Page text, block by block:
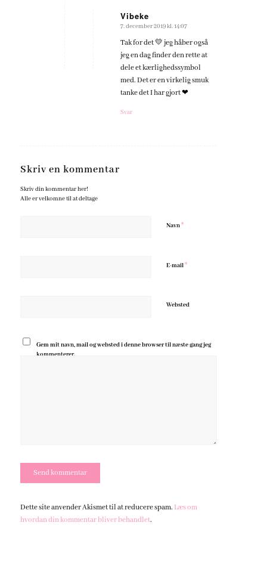
Vibeke
siger:
7. december 2019 kl. 14:07
Tak for det 💛 jeg håber også
jeg en dag finder den rette at
dele et kærlighedssymbol
med. Det er en virkelig smuk
tanke det I har gjort ❤
Svar
Skriv en kommentar
Skriv din kommentar her!
Alle er velkomne til at deltage
Navn*
E-mail*
Websted
Gem mit navn, mail og websted i denne browser til næste gang jeg
kommenterer.
Dette site anvender Akismet til at reducere spam. Læs om
hvordan din kommentar bliver behandlet.